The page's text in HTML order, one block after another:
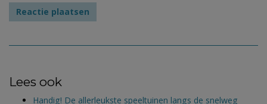
Lees ook
Handig! De allerleukste speeltuinen langs de snelweg